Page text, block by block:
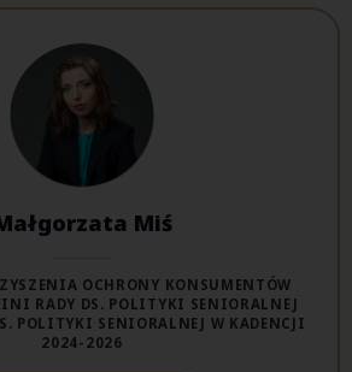
Miś
OCHRONY KONSUMENTÓW
RADY DS. POLITYKI SENIORALNEJ
POLITYKI SENIORALNEJ W KADENCJI
2024-2026